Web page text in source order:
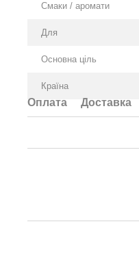
Смаки / аромати
Для
Основна ціль
Країна
Оплата Доставка